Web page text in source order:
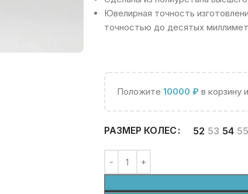
Ювелирная точность
точностью до десятых
Положите 10000 ₽в корзину
РАЗМЕР КОЛЕС 52 53 54 55